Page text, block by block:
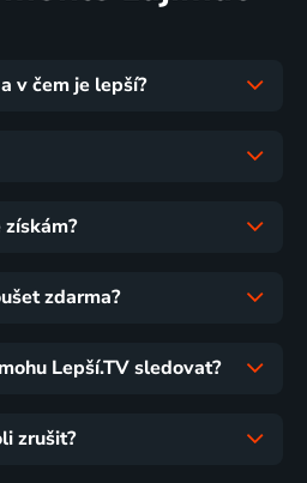
v čem je lepší?
zdarma?
Lepší.TV sledovat?
zrušit?